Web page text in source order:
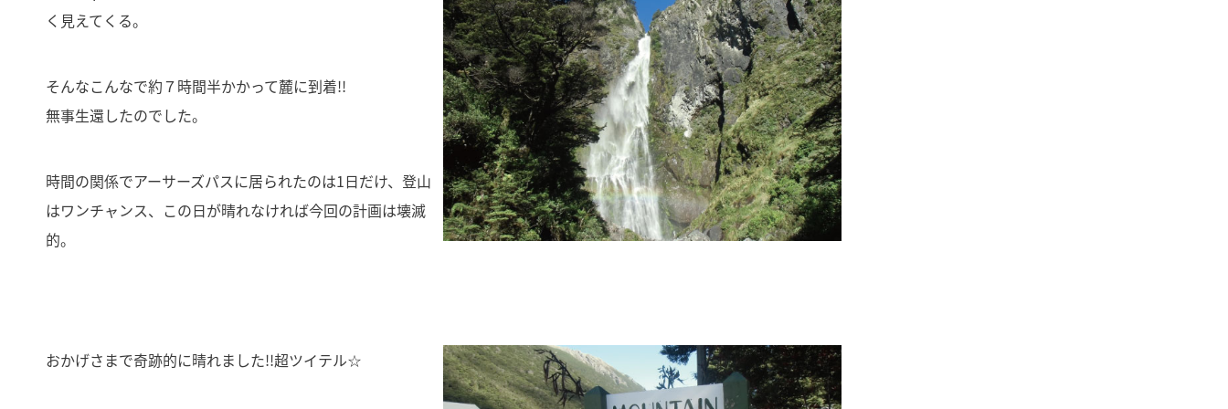
く見えてくる。
そんなこんなで約７時間半かかって麓に到着!!
無事生還したのでした。
時間の関係でアーサーズパスに居られたのは1日だけ、登山
はワンチャンス、この日が晴れなければ今回の計画は壊滅
的。
おかげさまで奇跡的に晴れました!!超ツイテル☆